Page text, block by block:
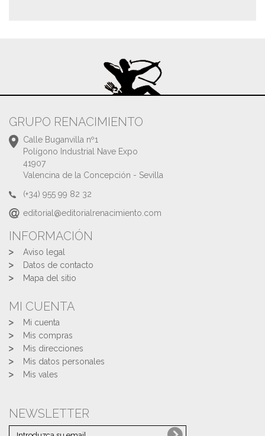
GRUPO RENACIMIENTO
Calle Buganvilla nº1
Polígono Industrial Nave Expo
41907
Valencina de la Concepción - Sevilla
(+34) 955 99 82 32
editorial@editorialrenacimiento.com
INFORMACIÓN
Aviso legal
Datos de contacto
Mapa del sitio
MI CUENTA
Mi cuenta
Mis compras
Mis direcciones
Mis datos personales
Mis vales
NEWSLETTER